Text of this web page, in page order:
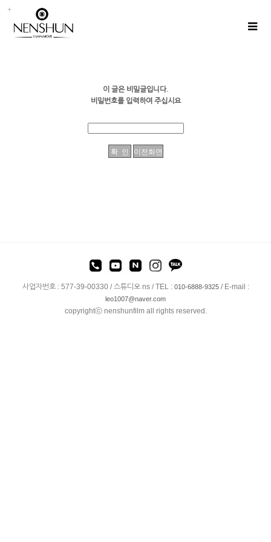
이 글은 비밀글입니다.
비밀번호를 입력하여 주십시요
사업자번호 : 577-39-00330 / 스튜디오 ns / TEL : 010-6888-9325/ E-mail :
leo1007@naver.com
copyrightⓒ nenshunfilm all rights reserved.